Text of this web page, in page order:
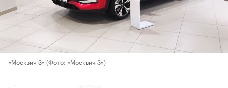
«Москвич 3» (Фото: «Москвич 3»)